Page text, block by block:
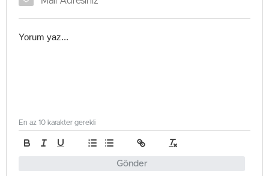
Gönder
En az 10 karakter gerekli